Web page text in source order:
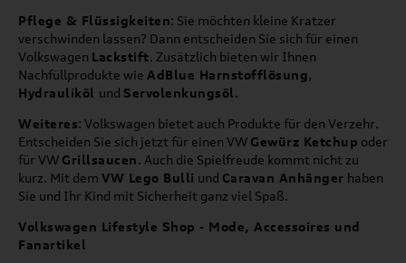
Pflege & Flüssigkeiten: Sie möchten kleine Kratzer
verschwinden lassen? Dann entscheiden Sie sich für einen
Volkswagen Lackstift. Zusätzlich bieten wir Ihnen
Nachfüllprodukte wie AdBlue Harnstofflösung,
Hydrauliköl und Servolenkungsöl.
Weiteres: Volkswagen bietet auch Produkte für den Verzehr.
Entscheiden Sie sich jetzt für einen VW Gewürz Ketchup oder
für VW Grillsaucen. Auch die Spielfreude kommt nicht zu
kurz. Mit dem VW Lego Bulli und Caravan Anhänger haben
Sie und Ihr Kind mit Sicherheit ganz viel Spaß.
Volkswagen Lifestyle Shop - Mode, Accessoires und
Fanartikel